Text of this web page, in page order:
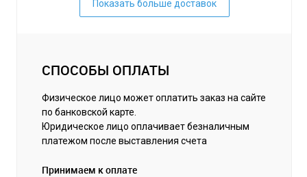
Показать больше доставок
СПОСОБЫ ОПЛАТЫ
Физическое лицо может оплатить заказ на сайте
по банковской карте.
Юридическое лицо оплачивает безналичным
платежом после выставления счета
Принимаем к оплате